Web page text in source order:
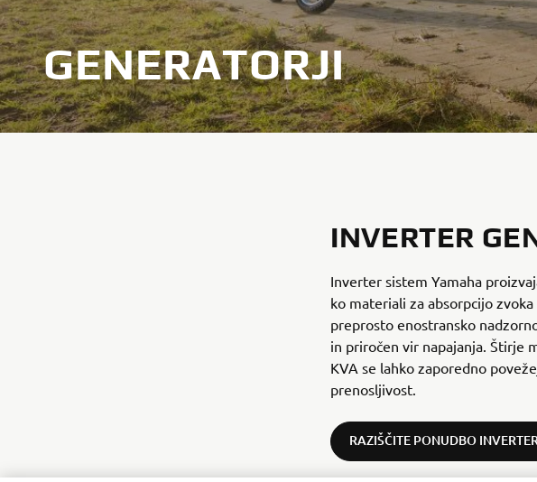
GENERATORJI
INVERTER
Inverter sistem Yamaha
ko materiali za absorpcijo
preprosto enostransko
in priročen vir napajanja. Štirje
KVA se lahko zaporedno
prenosljivost.
RAZIŠČITE PONUDBO